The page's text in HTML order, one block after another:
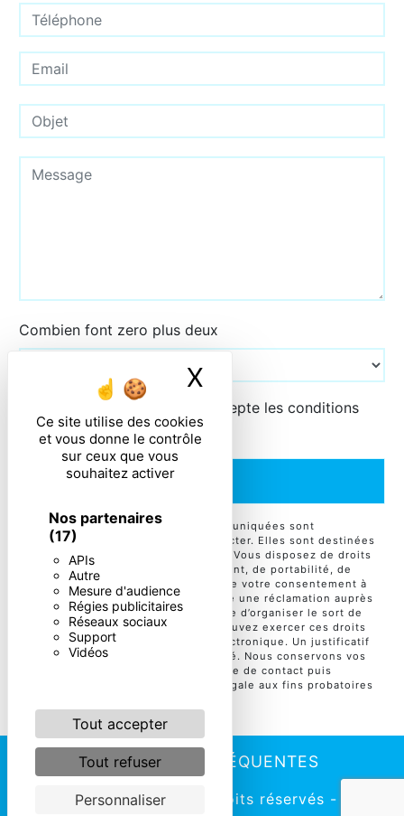
Ce site utilise des cookies
et vous donne le contrôle
sur ceux que vous
souhaitez activer
Nos partenaires
(17)
APIs
Autre
Mesure d'audience
Régies publicitaires
Réseaux sociaux
Support
Vidéos
Tout accepter
Tout refuser
Personnaliser
X Masquer le
Combien font zero plus deux
En cochant cette case, j'accepte les conditions
particulières ci-dessous **
ENVOYER
** Les données personnelles communiquées sont
nécessaires aux fins de vous contacter. Elles sont destinées
à l'entreprise et ses sous-traitants. Vous disposez de droits
d’accès, de rectification, d’effacement, de portabilité, de
limitation, d’opposition, de retrait de votre consentement à
tout moment et du droit d’introduire une réclamation auprès
d’une autorité de contrôle, ainsi que d’organiser le sort de
vos données post-mortem. Vous pouvez exercer ces droits
par voie postale ou par courrier électronique. Un justificatif
d'identité pourra vous être demandé. Nous conservons vos
données pendant la période de prise de contact puis
pendant la durée de prescription légale aux fins probatoires
RECHERCHES FRÉQUENTES
Vistalid- 2026 - Tous droits réservés -